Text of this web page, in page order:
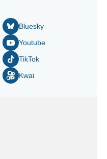
Bluesky
Youtube
TikTok
Kwai